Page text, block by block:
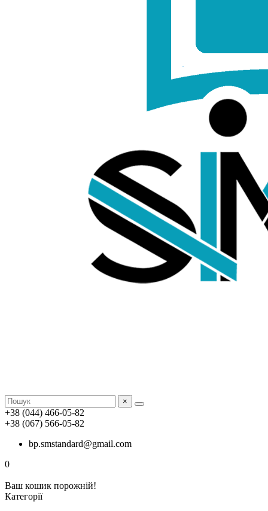
×
+38 (044) 466-05-82
+38 (067) 566-05-82
bp.smstandard@gmail.com
0
Ваш кошик порожній!
Категорії